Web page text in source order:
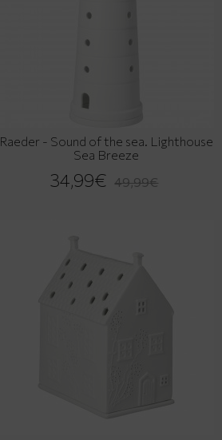
Raeder - Sound of the sea. Lighthouse
Sea Breeze
34,99€ 49,99€